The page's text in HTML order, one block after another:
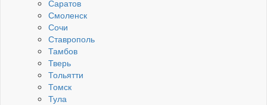
Саратов
Смоленск
Сочи
Ставрополь
Тамбов
Тверь
Тольятти
Томск
Тула